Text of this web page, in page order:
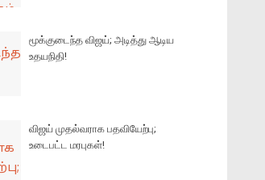
மூக்குடைந்த விஜய்; அடித்து ஆடிய
உதயநிதி!
விஜய் முதல்வராக பதவியேற்பு;
உடைபட்ட மரபுகள்!